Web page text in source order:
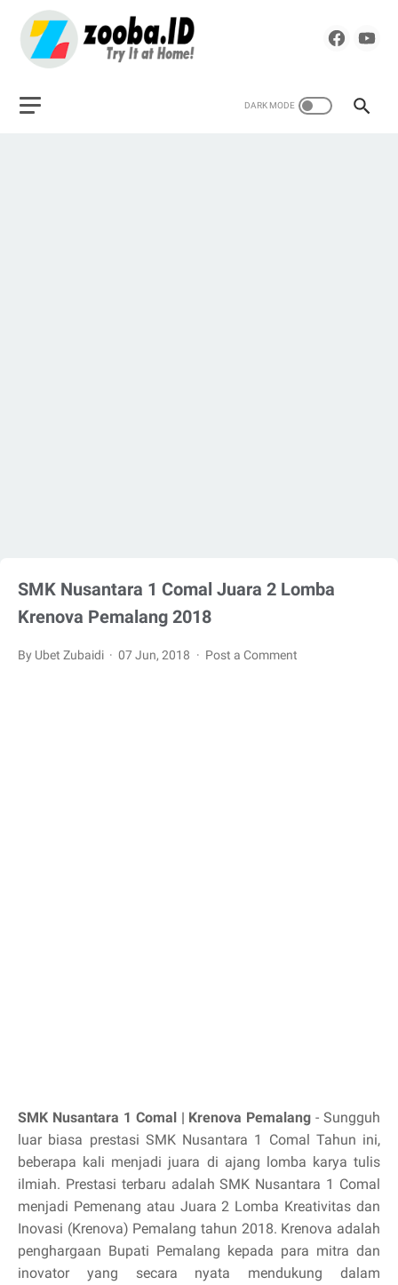
SMK Nusantara 1 Comal Juara 2 Lomba
Krenova Pemalang 2018
By Ubet Zubaidi 07 Jun, 2018 Post a Comment
SMK Nusantara 1 Comal | Krenova Pemalang- Sungguh
luar biasa prestasi SMK Nusantara 1 Comal Tahun ini,
beberapa kali menjadi juara di ajang lomba karya tulis
ilmiah. Prestasi terbaru adalah SMK Nusantara 1 Comal
menjadi Pemenang atau Juara 2 Lomba Kreativitas dan
Inovasi (Krenova) Pemalang tahun 2018. Krenova adalah
penghargaan Bupati Pemalang kepada para mitra dan
inovator yang secara nyata mendukung dalam